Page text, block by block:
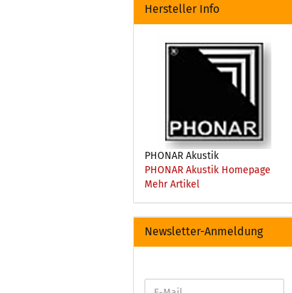
Hersteller Info
PHONAR Akustik
PHONAR Akustik Homepage
Mehr Artikel
Newsletter-Anmeldung